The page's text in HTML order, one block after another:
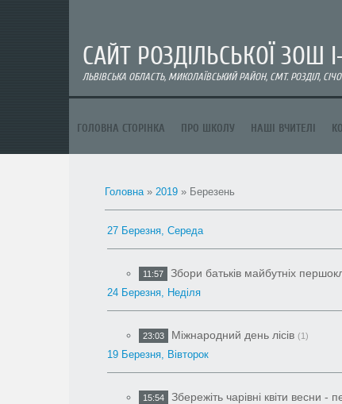
CАЙТ РОЗДІЛЬСЬКОЇ ЗОШ І-
ЛЬВІВСЬКА ОБЛАСТЬ, МИКОЛАЇВСЬКИЙ РАЙОН, СМТ. РОЗДІЛ,
ГОЛОВНА СТОРІНКА ПРО ШКОЛУ НАШІ ВЧИТЕЛІ
Головна» 2019 » Березень
27 Березня, Середа
11:57 Збори батьків майбутніх
24 Березня, Неділя
23:03 Міжнародний день лісів (1)
19 Березня, Вівторок
15:54 Збережіть чарівні квіти весни -